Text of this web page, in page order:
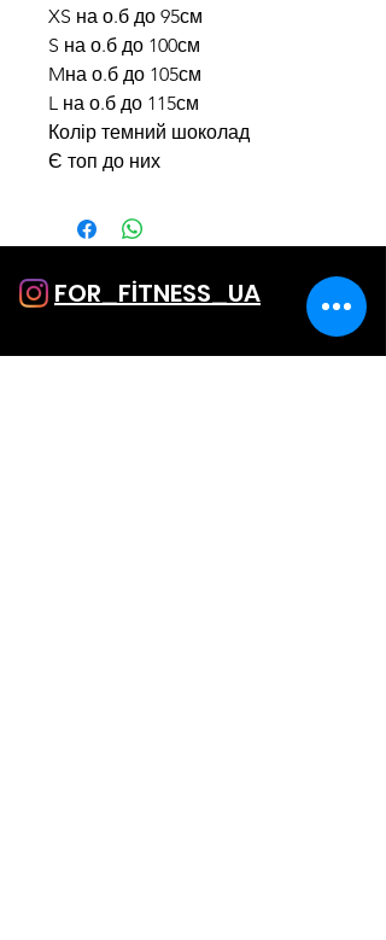
XS на о.б до 95см
S на о.б до 100см
Mна о.б до 105см
L на о.б до 115см
Колір темний шоколад
Є топ до них
FOR_FİTNESS_UA